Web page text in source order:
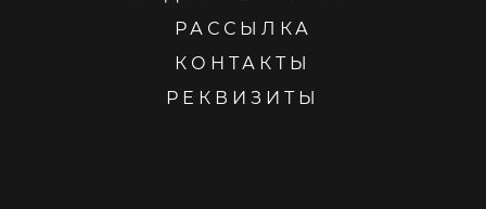
РАССЫЛКА
КОНТАКТЫ
РЕКВИЗИТЫ